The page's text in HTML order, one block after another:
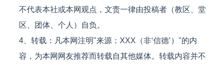
不代表本社或本网观点，文责一律由投稿者（教区、堂
区、团体、个人）自负。
4、转载：凡本网注明"来源：XXX（非‘信德’）"的内
容，为本网网友推荐而转载自其他媒体。转载内容并不